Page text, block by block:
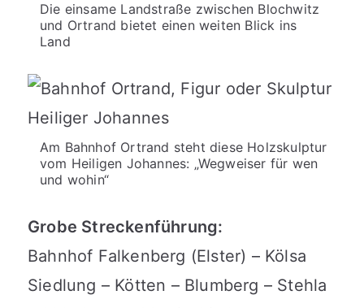
Die einsame Landstraße zwischen Blochwitz
und Ortrand bietet einen weiten Blick ins
Land
Am Bahnhof Ortrand steht diese Holzskulptur
vom Heiligen Johannes: „Wegweiser für wen
und wohin“
Grobe Streckenführung:
Bahnhof Falkenberg (Elster) – Kölsa
Siedlung – Kötten – Blumberg – Stehla